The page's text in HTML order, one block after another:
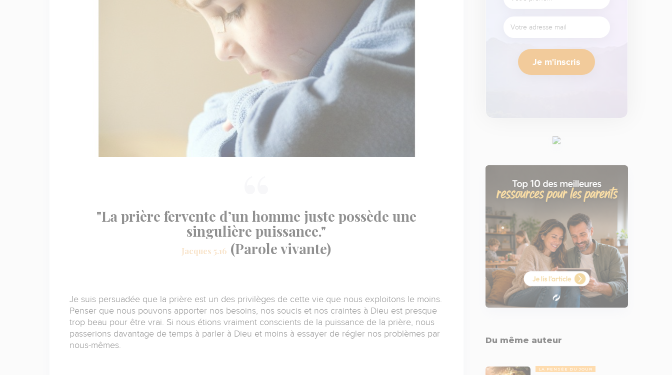
"La prière fervente d’un homme juste possède une
singulière puissance."
Jacques 5.16 (Parole vivante)
Je suis persuadée que la prière est un des privilèges de cette vie que nous exploitons le moins.
Penser que nous pouvons apporter nos besoins, nos soucis et nos craintes à Dieu est presque
trop beau pour être vrai. Si nous étions vraiment conscients de la puissance de la prière, nous
passerions davantage de temps à parler à Dieu et moins à essayer de régler nos problèmes par
nous-mêmes.
Je m'inscris
Du même auteur
LA PENSÉE DU JOUR